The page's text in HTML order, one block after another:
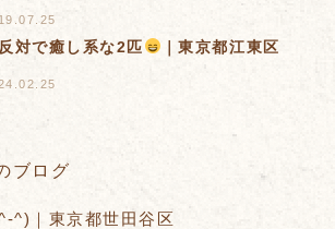
対で癒し系な2匹 ｜東京都江東区
ブログ
^)｜東京都世田谷区